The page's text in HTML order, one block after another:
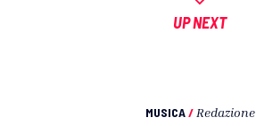
UP NEXT
MUSICA / Redazione